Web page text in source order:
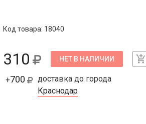
Код товара: 18040
310 НЕТ В НАЛИЧИИ
+700
доставка до города
Краснодар